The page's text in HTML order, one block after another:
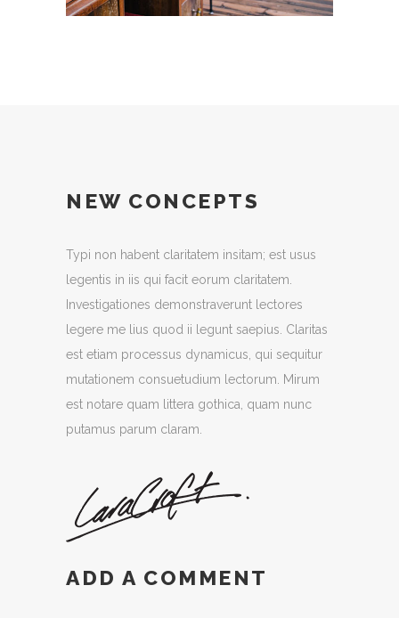
NEW CONCEPTS
Typi non habent claritatem insitam; est usus
legentis in iis qui facit eorum claritatem.
Investigationes demonstraverunt lectores
legere me lius quod ii legunt saepius. Claritas
est etiam processus dynamicus, qui sequitur
mutationem consuetudium lectorum. Mirum
est notare quam littera gothica, quam nunc
putamus parum claram.
ADD A COMMENT